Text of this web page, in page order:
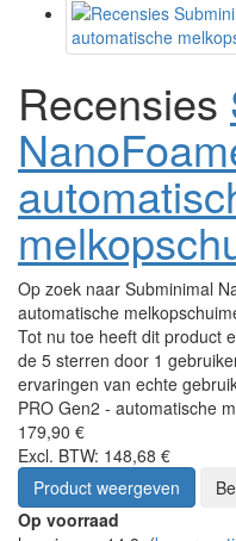
Recensies
Op zoek naar Subminimal
automatische
Tot nu toe heeft dit product
de 5 sterren door 1
ervaringen van echte
PRO Gen2 - automatische
179,90 €
Excl. BTW: 148,68 €
Product weergeven
Op voorraad